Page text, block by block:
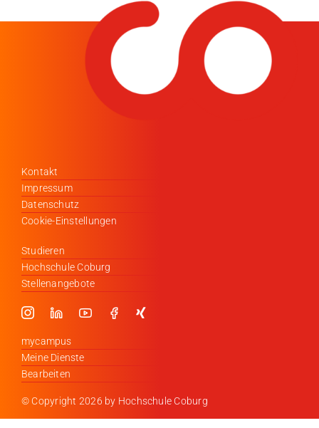
Kontakt
Impressum
Datenschutz
Cookie-Einstellungen
Studieren
Hochschule Coburg
Stellenangebote
mycampus
Meine Dienste
Bearbeiten
© Copyright 2026 by Hochschule Coburg